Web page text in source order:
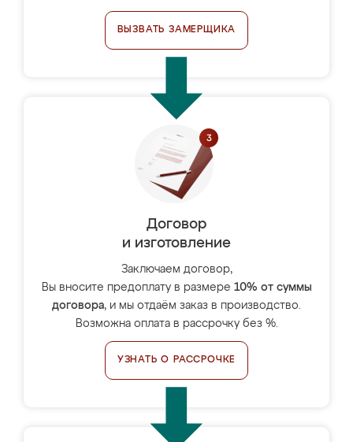
ВЫЗВАТЬ ЗАМЕРЩИКА
Договор
и изготовление
Заключаем договор,
Вы вносите предоплату в размере 10% от суммы
договора, и мы отдаём заказ в производство.
Возможна оплата в рассрочку без %.
УЗНАТЬ О РАССРОЧКЕ